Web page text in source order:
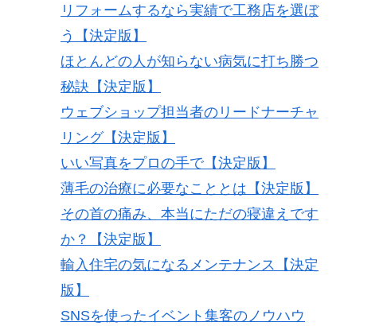
リフォームするなら実績で工務店を選ぼ
う【決定版】
ほとんどの人が知らない病気に打ち勝つ
秘訣【決定版】
ウェブショップ担当者のリードナーチャ
リング【決定版】
いい写真をプロの手で【決定版】
薄毛の治療に必要なこととは【決定版】
その首の痛み、本当にただの寝違えです
か？【決定版】
輸入住宅の気になるメンテナンス【決定
版】
SNSを使ったイベント集客のノウハウ